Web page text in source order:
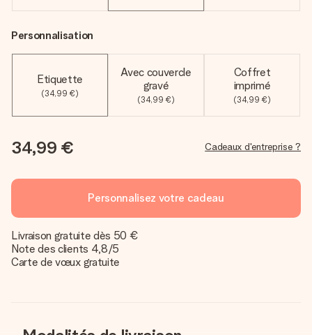
Personnalisation
Etiquette
(34,99 €)
Avec couvercle
gravé
(34,99 €)
Coffret
imprimé
(34,99 €)
34,99 € Cadeaux d'entreprise ?
Personnalisez votre cadeau
Livraison gratuite dès 50 €
Note des clients 4,8/5
Carte de vœux gratuite